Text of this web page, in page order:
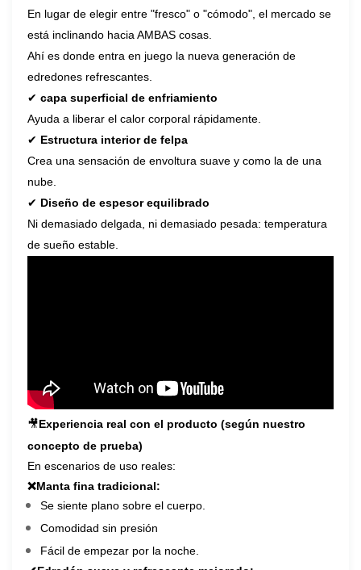
En lugar de elegir entre "fresco" o "cómodo", el mercado se
está inclinando hacia AMBAS cosas.
Ahí es donde entra en juego la nueva generación de
edredones refrescantes.
✔capa superficial de enfriamiento
Ayuda a liberar el calor corporal rápidamente.
✔ Estructura interior de felpa
Crea una sensación de envoltura suave y como la de una
nube.
✔ Diseño de espesor equilibrado
Ni demasiado delgada, ni demasiado pesada: temperatura
de sueño estable.
🎥Experiencia real con el producto (según nuestro
concepto de prueba)
En escenarios de uso reales:
❌Manta fina tradicional:
Se siente plano sobre el cuerpo.
Comodidad sin presión
Fácil de empezar por la noche.